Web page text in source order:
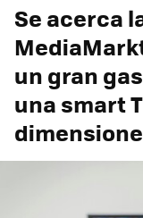
Se acerca
un gran
una smart